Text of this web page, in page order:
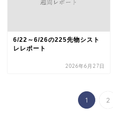
6/22～6/26の225先物シスト
レレポート
2026年6月27日
1 2